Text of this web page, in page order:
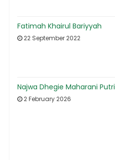
Fatimah Khairul Bariyyah
22 September 2022
Najwa Dhegie Maharani Putri
2 February 2026